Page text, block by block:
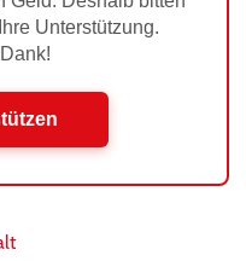
Unterstützung.